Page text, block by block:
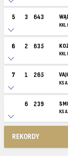
5 3 643
KKL
6 2 635
7 1 265
KS
6 239
KS
REKORDY